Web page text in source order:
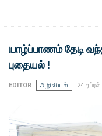
யாழ்ப்பாணம் தேடி
புதையல் !
EDITOR அறிவியல் 24 ஏப்ரல்